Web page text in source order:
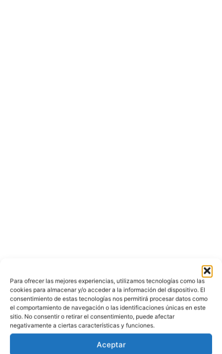
Para ofrecer las mejores experiencias, utilizamos tecnologías como las
cookies para almacenar y/o acceder a la información del dispositivo. El
consentimiento de estas tecnologías nos permitirá procesar datos como
el comportamiento de navegación o las identificaciones únicas en este
sitio. No consentir o retirar el consentimiento, puede afectar
negativamente a ciertas características y funciones.
Aceptar